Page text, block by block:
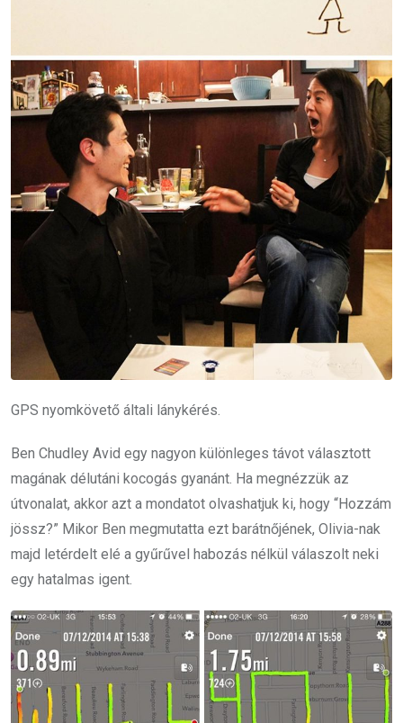
GPS nyomkövető általi lánykérés.
Ben Chudley Avid egy nagyon különleges távot választott
magának délutáni kocogás gyanánt. Ha megnézzük az
útvonalat, akkor azt a mondatot olvashatjuk ki, hogy “Hozzám
jössz?” Mikor Ben megmutatta ezt barátnőjének, Olivia-nak
majd letérdelt elé a gyűrűvel habozás nélkül válaszolt neki
egy hatalmas igent.